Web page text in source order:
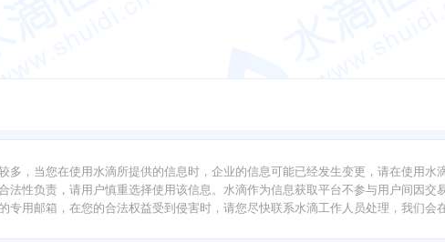
多，当您在使用水滴所提供的信息时，企业的信息可能已经发生变更，请在使用
法性负责，请用户慎重选择使用该信息。水滴作为信息获取平台不参与用户间因交
专用邮箱，在您的合法权益受到侵害时，请您尽快联系水滴工作人员处理，我们